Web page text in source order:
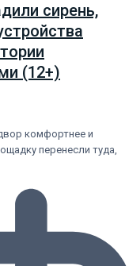
сирень,
(12+)
комфортнее и
перенесли туда,